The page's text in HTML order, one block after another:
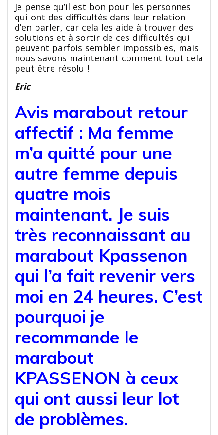
Je pense qu’il est bon pour les personnes
qui ont des difficultés dans leur relation
d’en parler, car cela les aide à trouver des
solutions et à sortir de ces difficultés qui
peuvent parfois sembler impossibles, mais
nous savons maintenant comment tout cela
peut être résolu !
Eric
Avis marabout retour
affectif : Ma femme
m’a quitté pour une
autre femme depuis
quatre mois
maintenant. Je suis
très reconnaissant au
marabout Kpassenon
qui l’a fait revenir vers
moi en 24 heures. C’est
pourquoi je
recommande le
marabout
KPASSENON à ceux
qui ont aussi leur lot
de problèmes.